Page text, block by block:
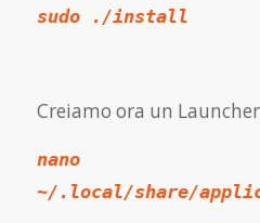
sudo ./install
Creiamo ora un Launcher
nano
~/.local/share/